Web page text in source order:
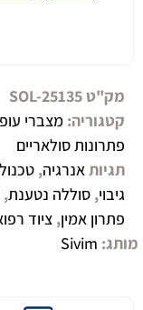
מק"ט SOL-25135
קטגוריה: מצברי
פתרונות סולאריים
תגיותאנרגיה,
גיבוי, סוללה נטענת,
פתרון אמין, ציוד
מותג: Sivim